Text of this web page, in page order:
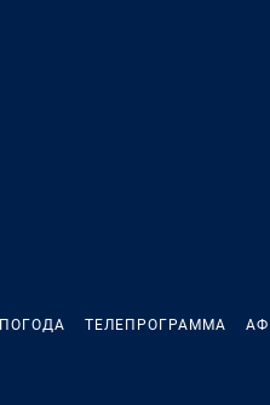
ПОГОДА ТЕЛЕПРОГРАММА